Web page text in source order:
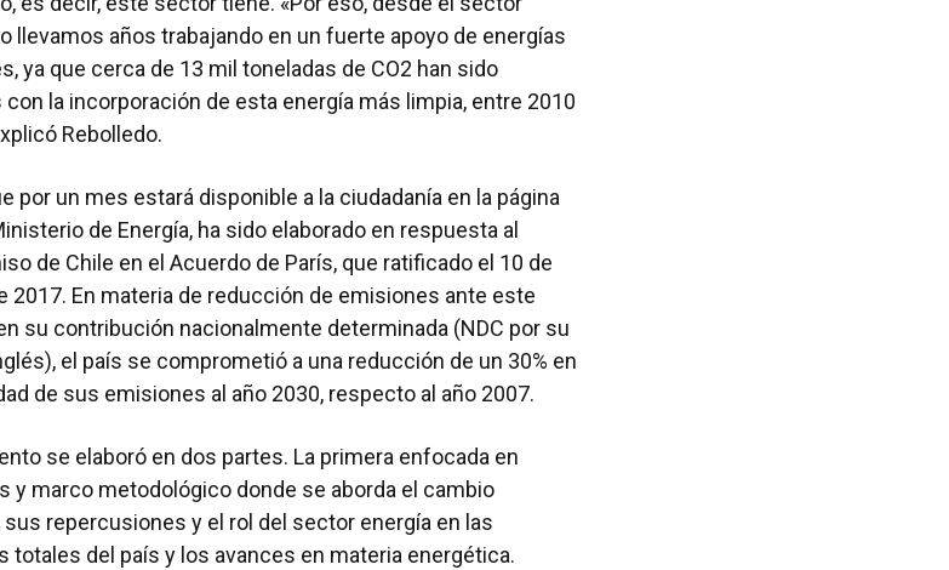
llevamos años trabajando en un fuerte apoyo de energías
ya que cerca de 13 mil toneladas de CO2 han sido
con la incorporación de esta energía más limpia, entre 2010
Rebolledo.
por un mes estará disponible a la ciudadanía en la página
de Energía, ha sido elaborado en respuesta al
de Chile en el Acuerdo de París, que ratificado el 10 de
2017. En materia de reducción de emisiones ante este
su contribución nacionalmente determinada (NDC por su
el país se comprometió a una reducción de un 30% en
de sus emisiones al año 2030, respecto al año 2007.
se elaboró en dos partes. La primera enfocada en
y marco metodológico donde se aborda el cambio
repercusiones y el rol del sector energía en las
totales del país y los avances en materia energética.